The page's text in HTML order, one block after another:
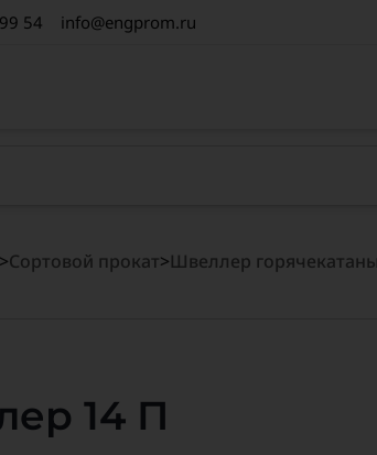
54 info@engprom.ru
>Сортовой прокат>Швеллер
14 П